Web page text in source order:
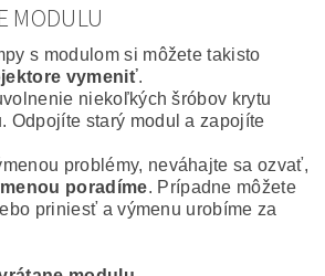
MODULU
s modulom si môžete takisto
vymeniť.
niekoľkých šróbov krytu
Odpojíte starý modul a zapojíte
problémy, neváhajte sa ozvať,
poradíme. Prípadne môžete
priniesť a výmenu urobíme za